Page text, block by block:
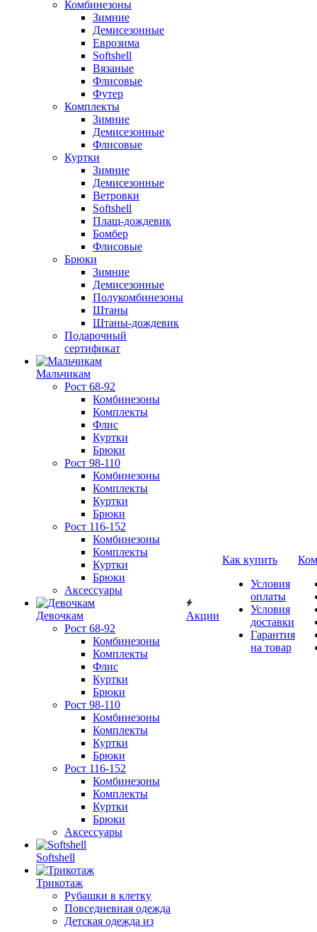
Комбинезоны
Зимние
Демисезонные
Еврозима
Softshell
Вязаные
Флисовые
Футер
Комплекты
Зимние
Демисезонные
Флисовые
Куртки
Зимние
Демисезонные
Ветровки
Softshell
Плащ-дождевик
Бомбер
Флисовые
Брюки
Зимние
Демисезонные
Полукомбинезоны
Штаны
Штаны-дождевик
Подарочный
сертификат
Мальчикам
Рост 68-92
Комбинезоны
Комплекты
Флис
Куртки
Брюки
Рост 98-110
Комбинезоны
Комплекты
Куртки
Брюки
Рост 116-152
Комбинезоны
Комплекты
Куртки
Брюки
Аксессуары
Девочкам
Рост 68-92
Комбинезоны
Комплекты
Флис
Куртки
Брюки
Рост 98-110
Комбинезоны
Комплекты
Куртки
Брюки
Рост 116-152
Комбинезоны
Комплекты
Куртки
Брюки
Аксессуары
Softshell
Трикотаж
Рубашки в клетку
Повседневная одежда
Детская одежда из
Акции
Как купить
Условия
оплаты
Условия
доставки
Гарантия
на товар